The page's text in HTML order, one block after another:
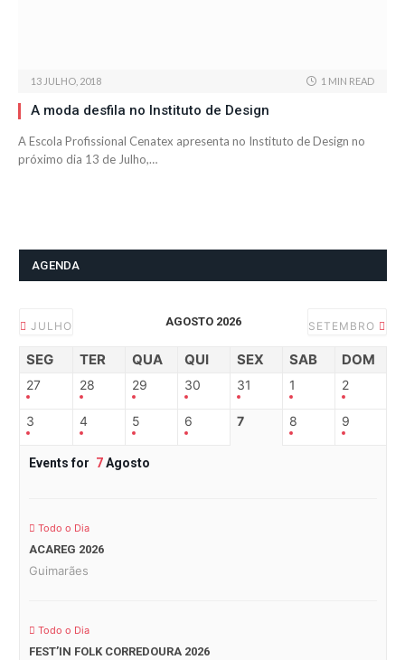
13 JULHO, 2018 1 MIN READ
A moda desfila no Instituto de Design
A Escola Profissional Cenatex apresenta no Instituto de Design no
próximo dia 13 de Julho,…
AGENDA
JULHO AGOSTO 2026 SETEMBRO
SEG TER QUA QUI SEX SAB DOM
27 28 29 30 31 1 2
3 4 5 6 7 8 9
Events for 7Agosto
Todo o Dia
ACAREG 2026
Guimarães
Todo o Dia
FEST’IN FOLK CORREDOURA 2026